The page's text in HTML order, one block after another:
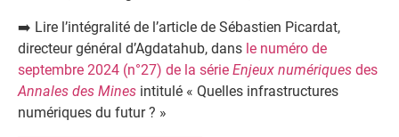
➡️ Lire l’intégralité de l’article de Sébastien Picardat,
directeur général d’Agdatahub, dans le numéro de
septembre 2024 (n°27) de la série Enjeux numériques des
Annales des Mines intitulé « Quelles infrastructures
numériques du futur ? »